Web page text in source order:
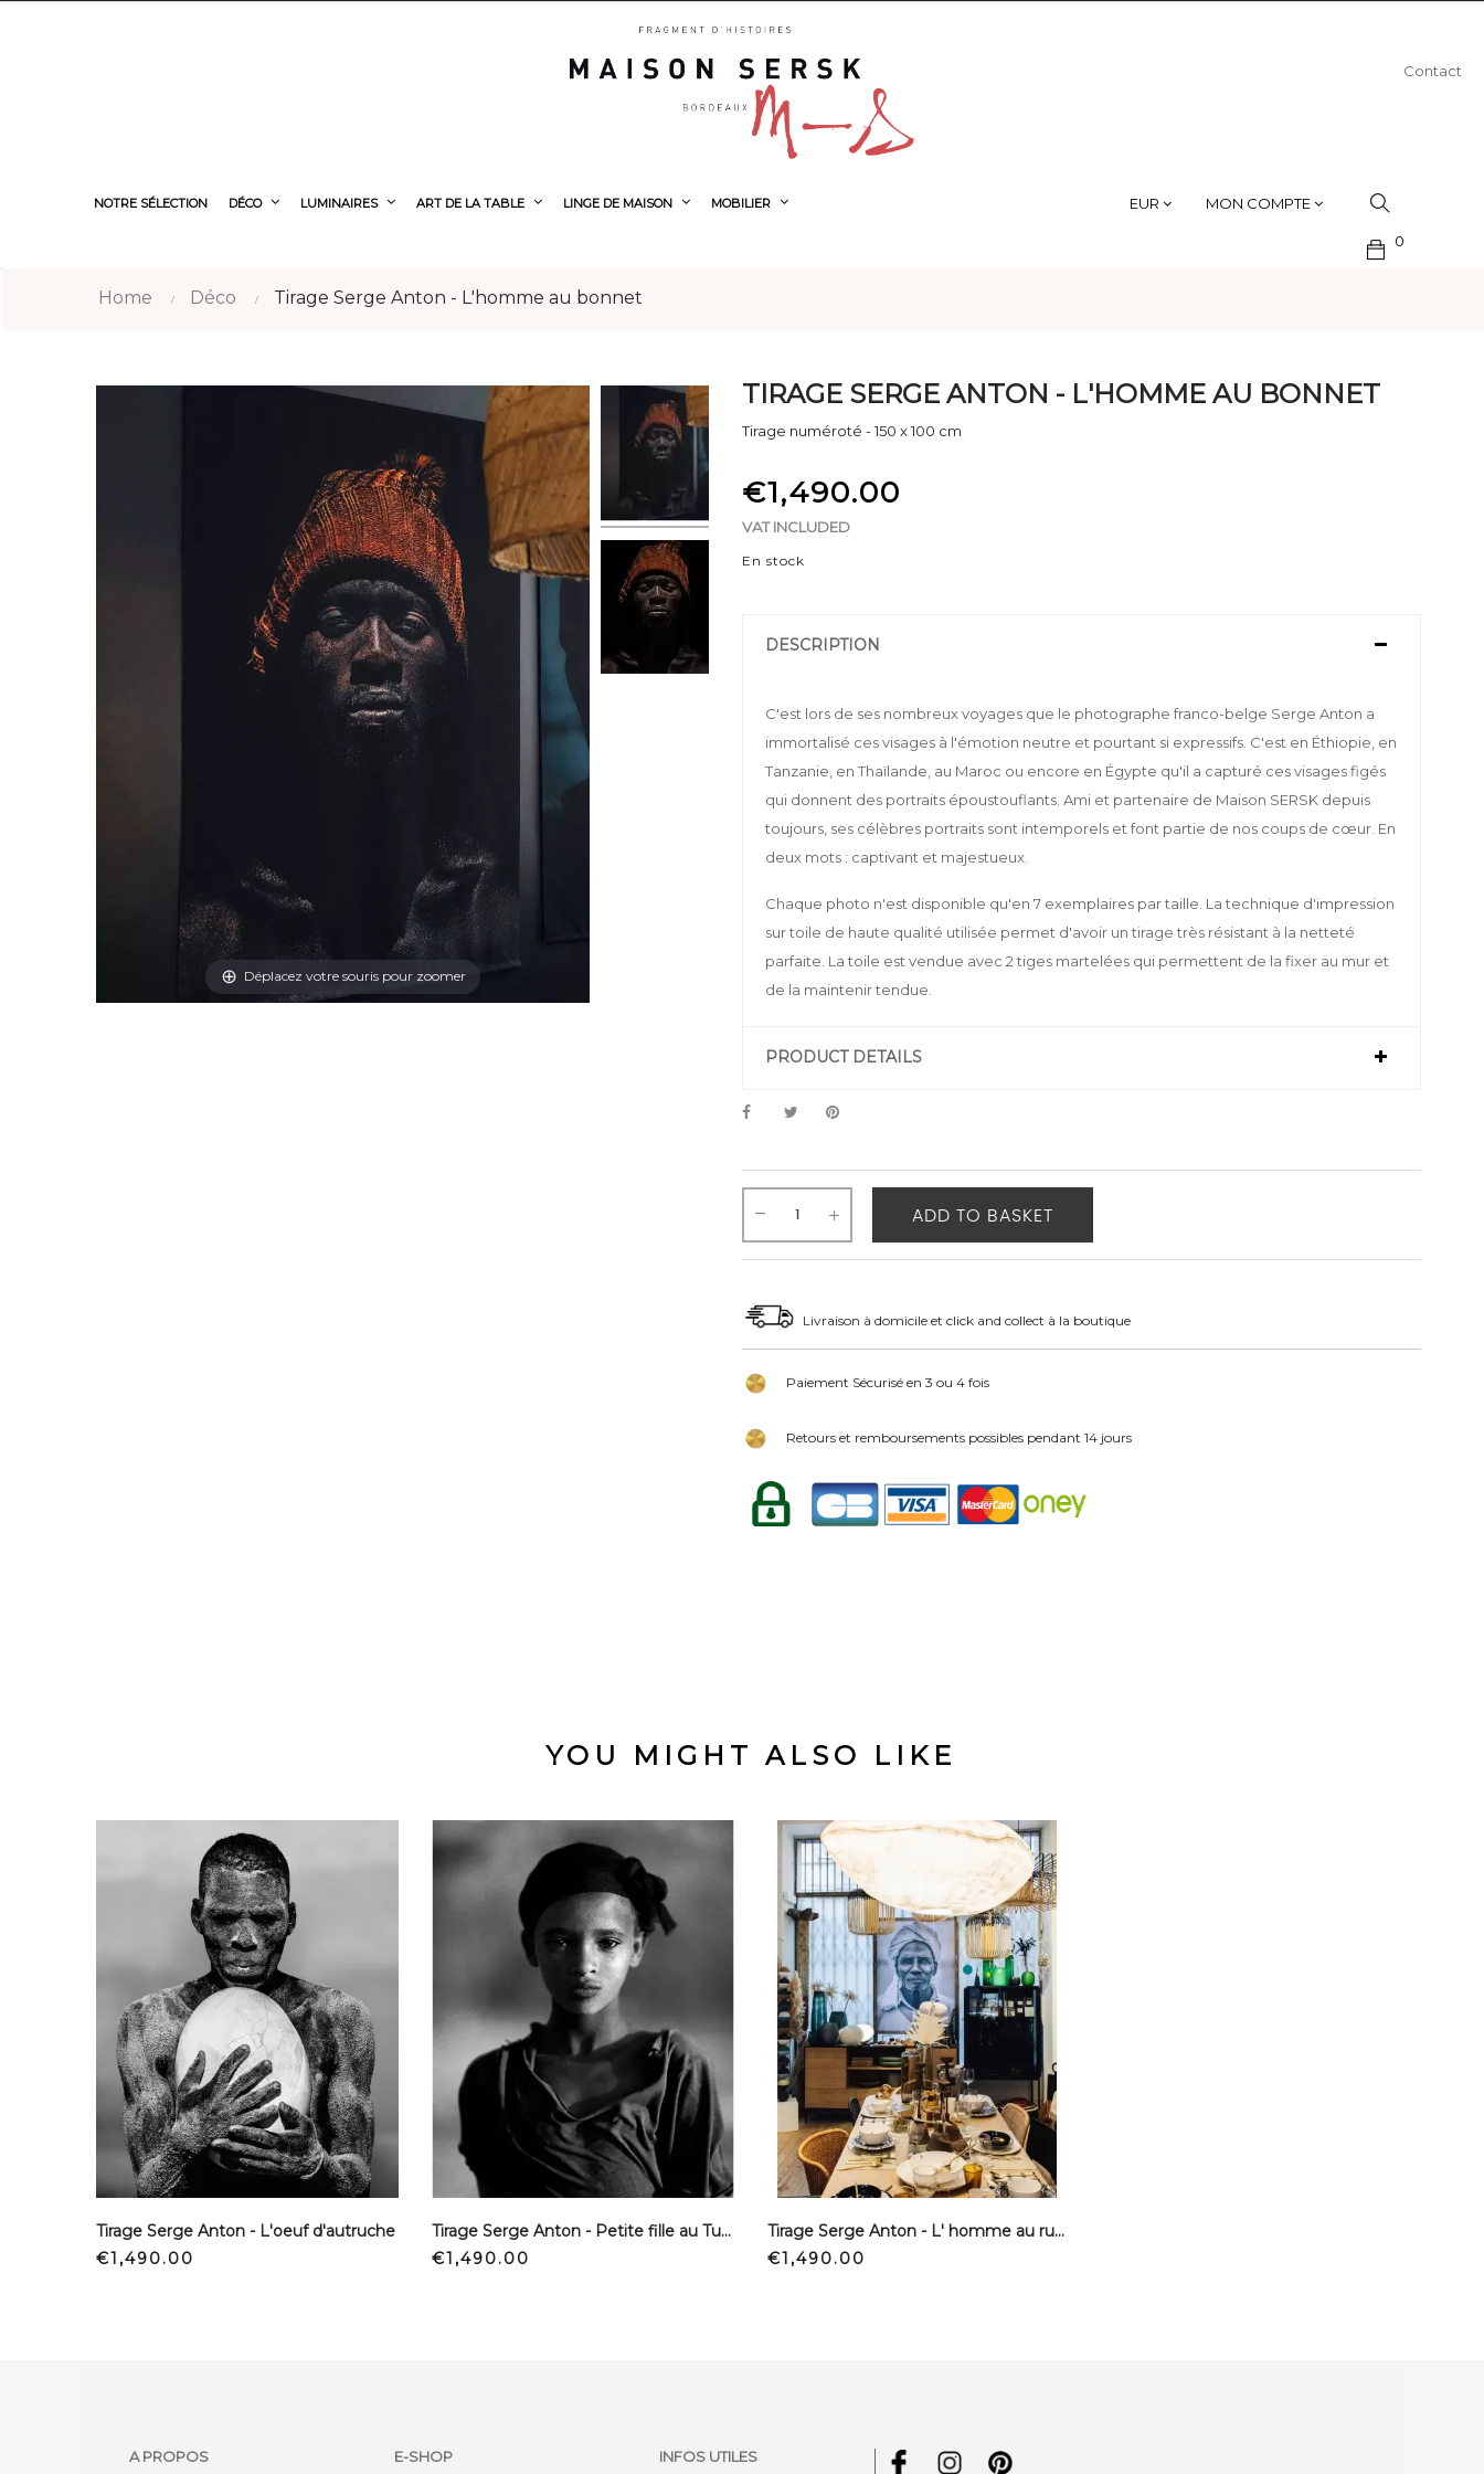
Contact
NOTRE SÉLECTION DÉCO LUMINAIRES ART DE LA TABLE LINGE DE MAISON MOBILIER EUR MON COMPTE
0
Home Déco Tirage Serge Anton - L'homme au bonnet
Déplacez votre souris pour zoomer
TIRAGE SERGE ANTON - L'HOMME AU BONNET
Tirage numéroté - 150 x 100 cm
€1,490.00
VAT INCLUDED
En stock
DESCRIPTION
C'est lors de ses nombreux voyages que le photographe franco-belge Serge Anton a
immortalisé ces visages à l'émotion neutre et pourtant si expressifs. C'est en Éthiopie, en
Tanzanie, en Thaïlande, au Maroc ou encore en Égypte qu'il a capturé ces visages figés
qui donnent des portraits époustouflants. Ami et partenaire de Maison SERSK depuis
toujours, ses célèbres portraits sont intemporels et font partie de nos coups de cœur. En
deux mots : captivant et majestueux.
Chaque photo n'est disponible qu'en 7 exemplaires par taille. La technique d'impression
sur toile de haute qualité utilisée permet d'avoir un tirage très résistant à la netteté
parfaite. La toile est vendue avec 2 tiges martelées qui permettent de la fixer au mur et
de la maintenir tendue.
PRODUCT DETAILS
ADD TO BASKET
Livraison à domicile et click and collect à la boutique
Paiement Sécurisé en 3 ou 4 fois
Retours et remboursements possibles pendant 14 jours
YOU MIGHT ALSO LIKE
Tirage Serge Anton - L'oeuf d'autruche
Price
€1,490.00
Tirage Serge Anton - Petite fille au Turban
Price
€1,490.00
Tirage Serge Anton - L' homme au ruban
Price
€1,490.00
A PROPOS E-SHOP INFOS UTILES